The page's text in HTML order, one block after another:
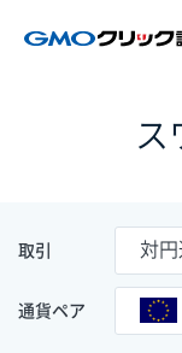
ス
取引 対円
通貨ペア